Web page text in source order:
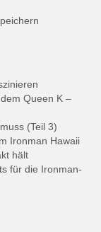
Queen K –
(Teil 3)
Ironman Hawaii
hält
für die Ironman-